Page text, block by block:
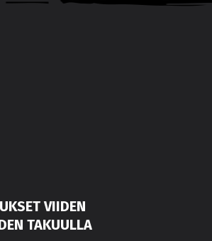
VIIDEN
TAKUULLA